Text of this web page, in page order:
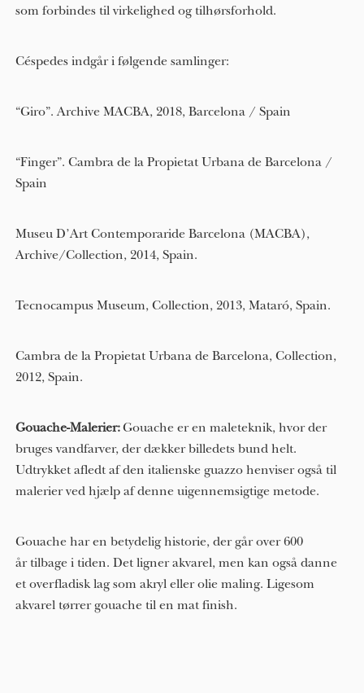
som forbindes til virkelighed og tilhørsforhold.
Céspedes indgår i følgende samlinger:
“Giro”. Archive MACBA, 2018, Barcelona / Spain
“Finger”. Cambra de la Propietat Urbana de Barcelona /
Spain
Museu D’Art Contemporaride Barcelona (MACBA),
Archive/Collection, 2014, Spain.
Tecnocampus Museum, Collection, 2013, Mataró, Spain.
Cambra de la Propietat Urbana de Barcelona, Collection,
2012, Spain.
Gouache-Malerier Gouache er en maleteknik, hvor der
bruges vandfarver, der dækker billedets bund helt.
Udtrykket afledt af den italienske guazzo henviser også til
malerier ved hjælp af denne uigennemsigtige metode.
Gouache har en betydelig historie, der går over 600
år tilbage i tiden. Det ligner akvarel, men kan også danne
et overfladisk lag som akryl eller olie maling. Ligesom
akvarel tørrer gouache til en mat finish.